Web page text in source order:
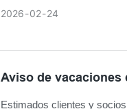
2026 02 24
Aviso de vacaciones
Estimados clientes y